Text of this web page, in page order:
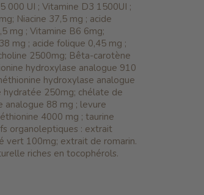
000 UI ; Vitamine D3 1500UI ;
Niacine 37,5 mg ; acide
mg ; Vitamine B6 6mg;
mg ; acide folique 0,45 mg ;
2500mg; Bêta-carotène
hydroxylase analogue 910
hydroxylase analogue
250mg; chélate de
analogue 88 mg ; levure
4000 mg ; taurine
organoleptiques : extrait
vert 100mg; extrait de romarin.
riches en tocophérols.